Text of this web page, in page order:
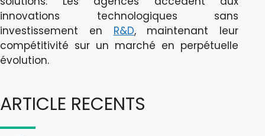
innovations technologiques sans
investissement en R&D, maintenant leur
compétitivité sur un marché en perpétuelle
évolution.
ARTICLE RECENTS